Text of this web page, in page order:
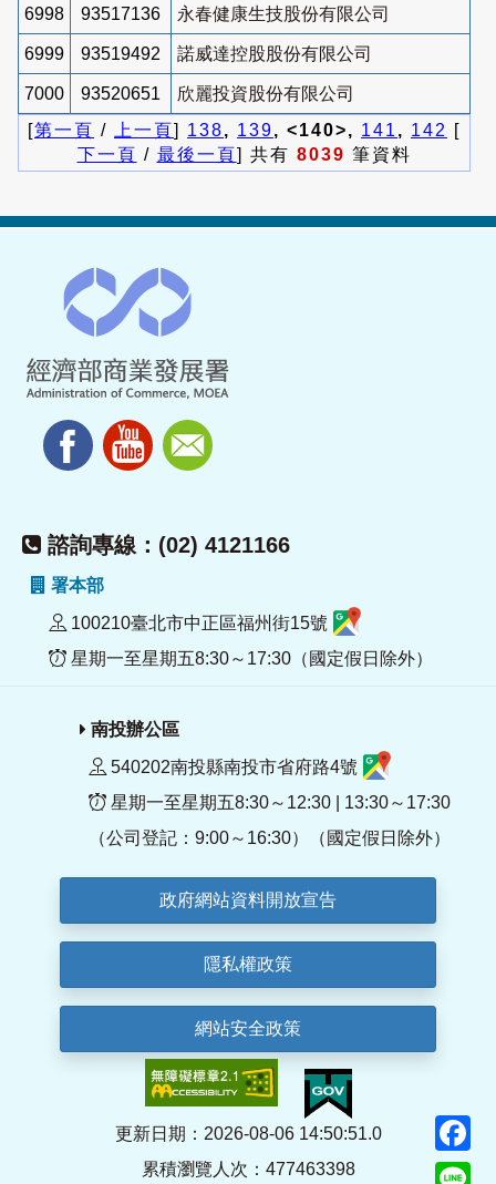
6998 93517136 永春健康生技股份有限公司
6999 93519492 諾威達控股股份有限公司
7000 93520651
欣麗投資股份有限公司
[第一頁 / 上一頁] 138, 139, <140>, 141 , 142
[
下一頁 / 最後一頁] 共有 8039 筆資料
諮詢專線：(02) 4121166
署本部
100210臺北市中正區福州街15號
星期一至星期五8:30～17:30（國定假日除外）
南投辦公區
540202南投縣南投市省府路4號
星期一至星期五8:30～12:30 | 13:30～17:30
（公司登記：9:00～16:30）（國定假日除外）
政府網站資料開放宣告
隱私權政策
網站安全政策
更新日期：2026-08-06 14:50:51.0
累積瀏覽人次：477463398